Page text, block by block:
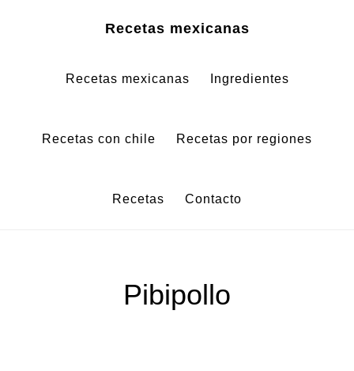
contenido
página
Recetas mexicanas
Recetas mexicanas Ingredientes
Recetas con chile Recetas por regiones
Recetas Contacto
Pibipollo